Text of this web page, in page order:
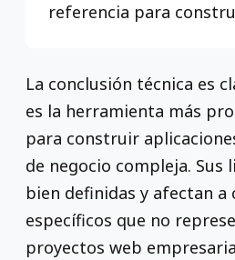
referencia para
La conclusión técnica es
es la herramienta más
para construir
de negocio compleja. Sus
bien definidas y afectan a
específicos que no
proyectos web